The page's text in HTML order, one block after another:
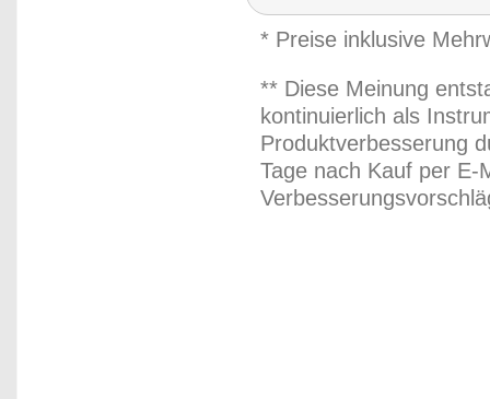
* Preise inklusive
** Diese Meinung
kontinuierlich als
Produktverbesserung
Tage nach Kauf per E-